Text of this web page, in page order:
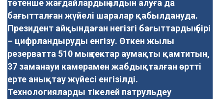
төтенше жағдайлардың алдын алуға да
бағытталған жүйелі шаралар қабылдануда.
Президент айқындаған негізгі бағыттардың бірі
– цифрландыруды енгізу. Өткен жылы
резерватта 510 мың гектар аумақты қамтитын,
37 заманауи камерамен жабдықталған өртті
ерте анықтау жүйесі енгізілді.
Технологияларды тікелей патрульдеу